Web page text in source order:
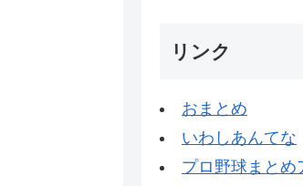
リンク
おまとめ
いわしあんてな
プロ野球まとめ